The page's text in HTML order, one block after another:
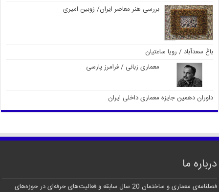
بررسی هنر معاصر ایران/ زوبین امیری
باغ سعدآباد / رویا ساعتیان
معماری زبانی / فرامرز پارسی
داوران دهمین جایزه معماری داخلی ایران
درباره ما
فصلنامه‌ی معماری و ساختمان 20 سال سابقه و فعالیت‌های حرفه‌ای در حوزه‌های